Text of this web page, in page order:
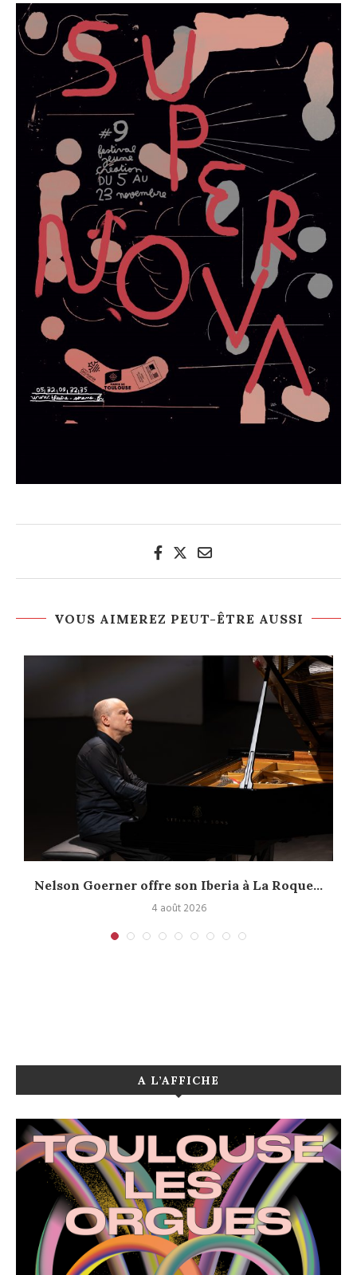
VOUS AIMEREZ PEUT-ÊTRE AUSSI
Nelson Goerner offre son Iberia à La Roque...
4 août 2026
A L’AFFICHE